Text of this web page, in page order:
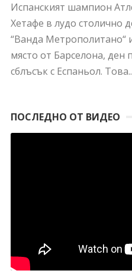
Испанският шампион
Хетафе в лудо столично
“Ванда Метрополитано“
място от Барселона, ден
сблъсък с Еспаньол.
ПОСЛЕДНО ОТ ВИДЕО